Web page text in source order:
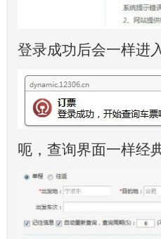
登录成功后会一样进
呃，查询界面一样经